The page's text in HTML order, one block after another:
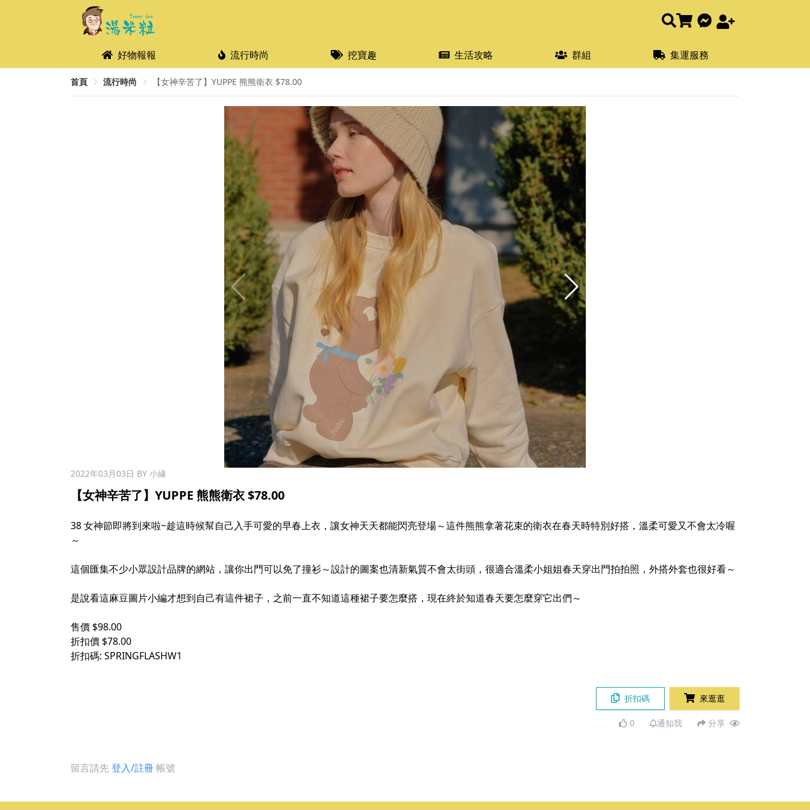
好物報報 流行時尚 挖寶趣 生活攻略 群組 集運服務
首頁 流行時尚 【女神辛苦了】YUPPE 熊熊衛衣 $78.00
2022年03月03日 BY 小緣
【女神辛苦了】YUPPE 熊熊衛衣 $78.00
38 女神節即將到來啦~趁這時候幫自己入手可愛的早春上衣，讓女神天天都能閃亮登場～這件熊熊拿著花束的衛衣在春天時特別好搭，溫柔可愛又不會太冷喔
～
這個匯集不少小眾設計品牌的網站，讓你出門可以免了撞衫～設計的圖案也清新氣質不會太街頭，很適合溫柔小姐姐春天穿出門拍拍照，外搭外套也很好看～
是說看這麻豆圖片小編才想到自己有這件裙子，之前一直不知道這種裙子要怎麼搭，現在終於知道春天要怎麼穿它出們～
售價 $98.00
折扣價 $78.00
折扣碼: SPRINGFLASHW1
折扣碼 來逛逛
0 通知我 分享
留言請先登入/註冊帳號